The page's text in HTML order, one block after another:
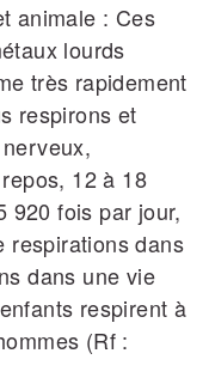
animale : Ces
lourds
très rapidement
respirons et
12 à 18
920 fois par jour,
respirations dans
dans une vie
respirent à
(Rf :